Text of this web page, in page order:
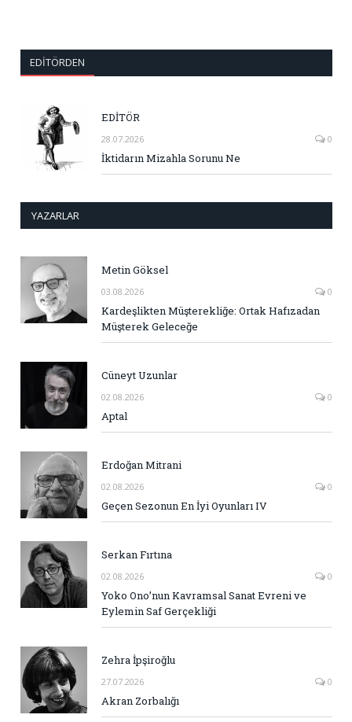
EDITÖRDEN
EDİTÖR
28.07.2026 0
İktidarın Mizahla Sorunu Ne
YAZARLAR
Metin Göksel
03.08.2026 0
Kardeşlikten Müşterekliğe: Ortak Hafızadan
Müşterek Geleceğe
Cüneyt Uzunlar
02.08.2026 0
Aptal
Erdoğan Mitrani
02.08.2026 0
Geçen Sezonun En İyi Oyunları IV
Serkan Fırtına
02.08.2026 0
Yoko Ono’nun Kavramsal Sanat Evreni ve
Eylemin Saf Gerçekliği
Zehra İpşiroğlu
27.07.2026 0
Akran Zorbalığı